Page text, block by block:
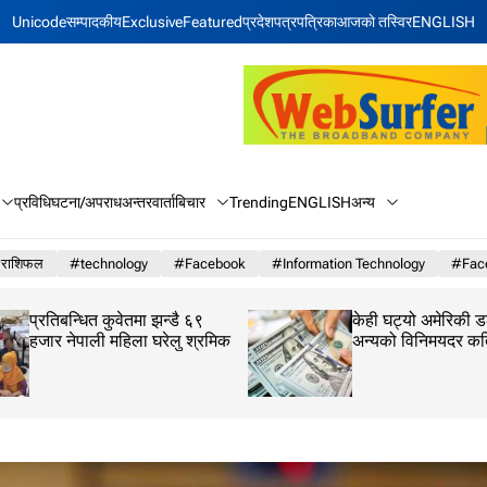
Unicodeसम्पादकीयExclusiveFeaturedप्रदेशपत्रपत्रिकाआजकाे तस्विरENGLISH
प्रविधिघटना/अपराधअन्तरवार्ताबिचार TrendingENGLISHअन्य
#technology #Facebook #Information Technology
प्रतिबन्धित कुवेतमा झन्डै ६९
हजार नेपाली महिला घरेलु श्रमिक
केही घट्यो अमेरिकी
अन्यको विनिमयदर